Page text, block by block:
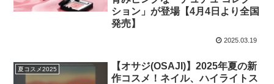
ション」が登場【4月4日より全国
発売】
2025.03.19
夏コスメ2025
【オサジ(OSAJI)】2025年夏の新
作コスメ！ネイル、ハイライトス